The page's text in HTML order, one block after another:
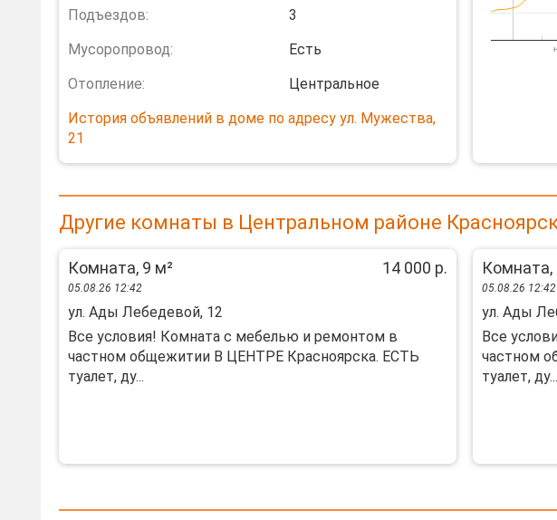
Подъездов:
3
Мусоропровод:
Есть
Отопление:
Центральное
История объявлений в доме по адресу ул. Мужества,
21
Другие комнаты в Центральном районе
Комната, 9 м² 14 000 р.
05.08.26 12:42
ул. Ады Лебедевой, 12
Все условия! Комната с мебелью и ремонтом в
частном общежитии В ЦЕНТРЕ Красноярска. ЕСТЬ
туалет, ду...
Комната,
05.08.26 12:42
ул. Ады
Все
частном
туалет, ду...